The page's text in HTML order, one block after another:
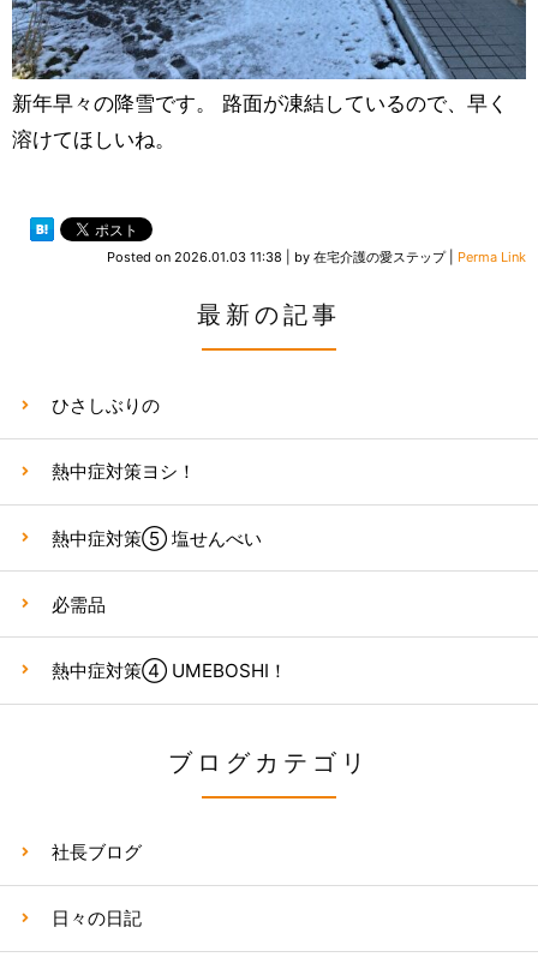
新年早々の降雪です。 路面が凍結しているので、早く
溶けてほしいね。
Posted on 2026.01.03 11:38 by 在宅介護の愛ステップ| Perma Link
最新の記事
ひさしぶりの
熱中症対策ヨシ！
熱中症対策⑤ 塩せんべい
必需品
熱中症対策④ UMEBOSHI！
ブログカテゴリ
社長ブログ
日々の日記